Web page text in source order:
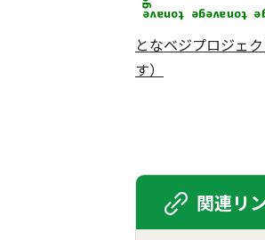
となベジプロジェ
す）
関連リ